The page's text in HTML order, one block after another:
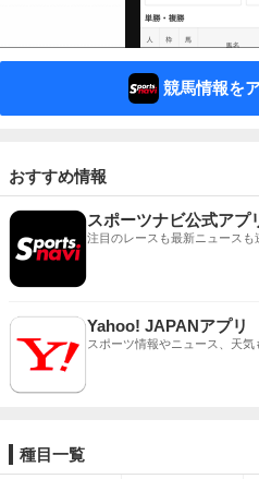
競馬情報を
おすすめ情報
スポーツナビ公式アプ
注目のレースも最新ニュースも
Yahoo! JAPANアプリ
スポーツ情報やニュース、天気
種目一覧